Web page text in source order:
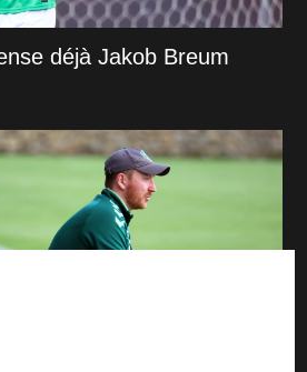
déjà Jakob Breum